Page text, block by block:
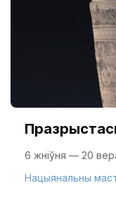
6 жніўня — 20
Нацыянальны